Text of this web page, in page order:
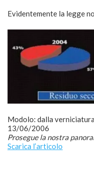
Evidentemente la legge
Modolo: dalla
13/06/2006
Prosegue la nostra
Scarica l’articolo